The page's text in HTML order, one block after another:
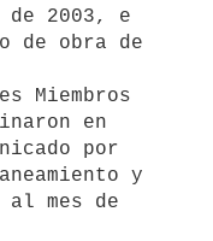
de 2003, e
de obra de
Miembros
en
por
y
al mes de